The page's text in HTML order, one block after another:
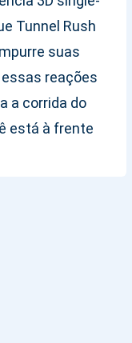
Tunnel Rush
suas
reações
a corrida do
está à frente